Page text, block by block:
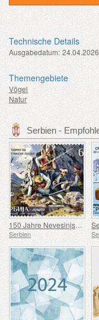
Technische Details
Ausgabedatum: 24.04.2026
Themengebiete
Vögel
Natur
Serbien -
150 Jahre Nevesinjska puška
Serbien